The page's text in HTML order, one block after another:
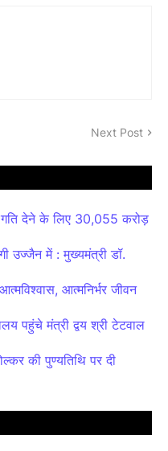
Next Post
देने के लिए 30,055 करोड़
उज्जैन में : मुख्यमंत्री डॉ.
आत्मनिर्भर जीवन
पहुंचे मंत्री द्वय श्री टेटवाल
की पुण्यतिथि पर दी